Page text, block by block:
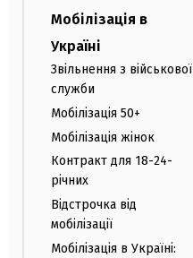
Мобілізація в
Україні
Звільнення з військової
служби
Мобілізація 50+
Мобілізація жінок
Контракт для 18-24-
річних
Відстрочка від
мобілізації
Мобілізація в Україні: